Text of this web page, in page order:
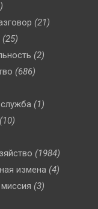
(21)
(25)
(2)
(686)
(1)
(10)
(1984)
измена (4)
(3)